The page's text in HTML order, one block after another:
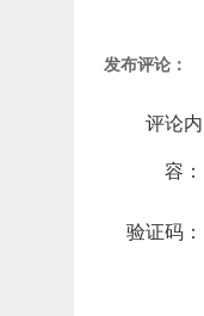
发布评论：
评论内
容：
验证码：